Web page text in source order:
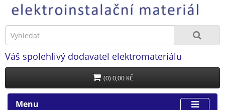
Váš spolehlivý dodavatel elektromateriálu
(0) 0,00 KČ
Menu